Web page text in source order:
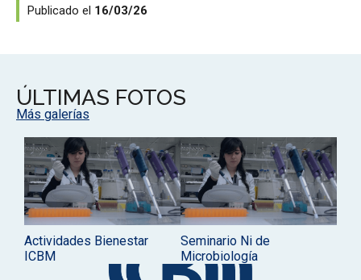
Publicado el 16/03/26
ÚLTIMAS FOTOS
Más galerías
Actividades Bienestar
ICBM
Seminario Ni de
Microbiología